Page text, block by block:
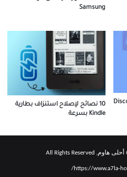
Samsung
10 نصائح لإصلاح استنزاف بطارية
Kindle بسرعة
https://www.a7la-